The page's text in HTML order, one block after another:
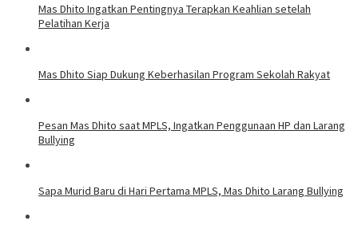
Mas Dhito Ingatkan Pentingnya Terapkan Keahlian setelah
Pelatihan Kerja
Mas Dhito Siap Dukung Keberhasilan Program Sekolah Rakyat
Pesan Mas Dhito saat MPLS, Ingatkan Penggunaan HP dan Larang
Bullying
Sapa Murid Baru di Hari Pertama MPLS, Mas Dhito Larang Bullying